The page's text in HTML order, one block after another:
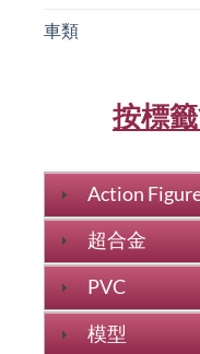
車類
按標
Action
超合金
PVC
模型